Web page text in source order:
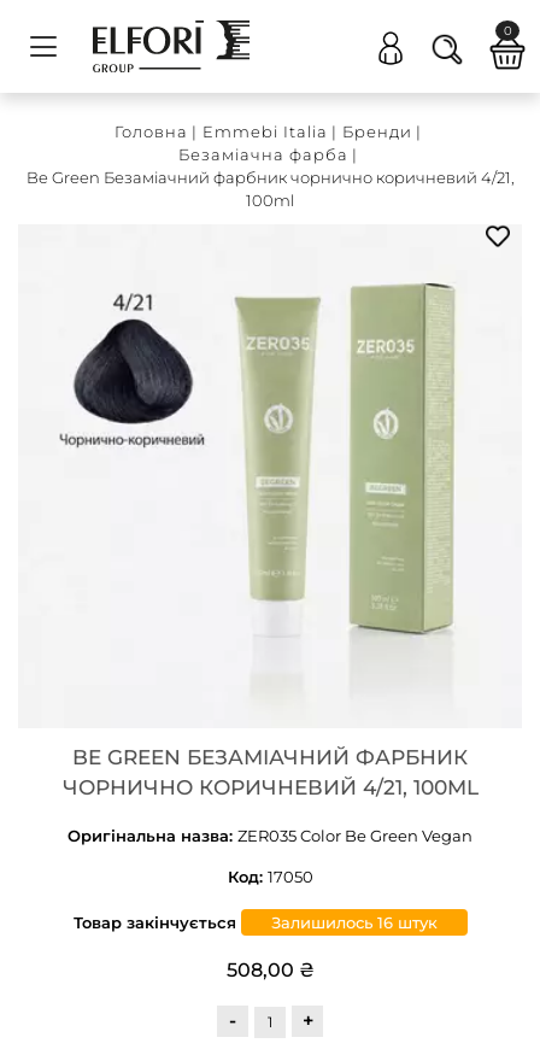
0
Головна | Emmebi Italia | Бренди |
Безаміачна фарба |
Be Green Безаміачний фарбник чорнично коричневий 4/21,
100ml
BE GREEN БЕЗАМІАЧНИЙ ФАРБНИК
ЧОРНИЧНО КОРИЧНЕВИЙ 4/21, 100ML
Оригінальна назва: ZER035 Color Be Green Vegan
Код: 17050
Товар закінчується Залишилось 16 штук
508,00 ₴
- +